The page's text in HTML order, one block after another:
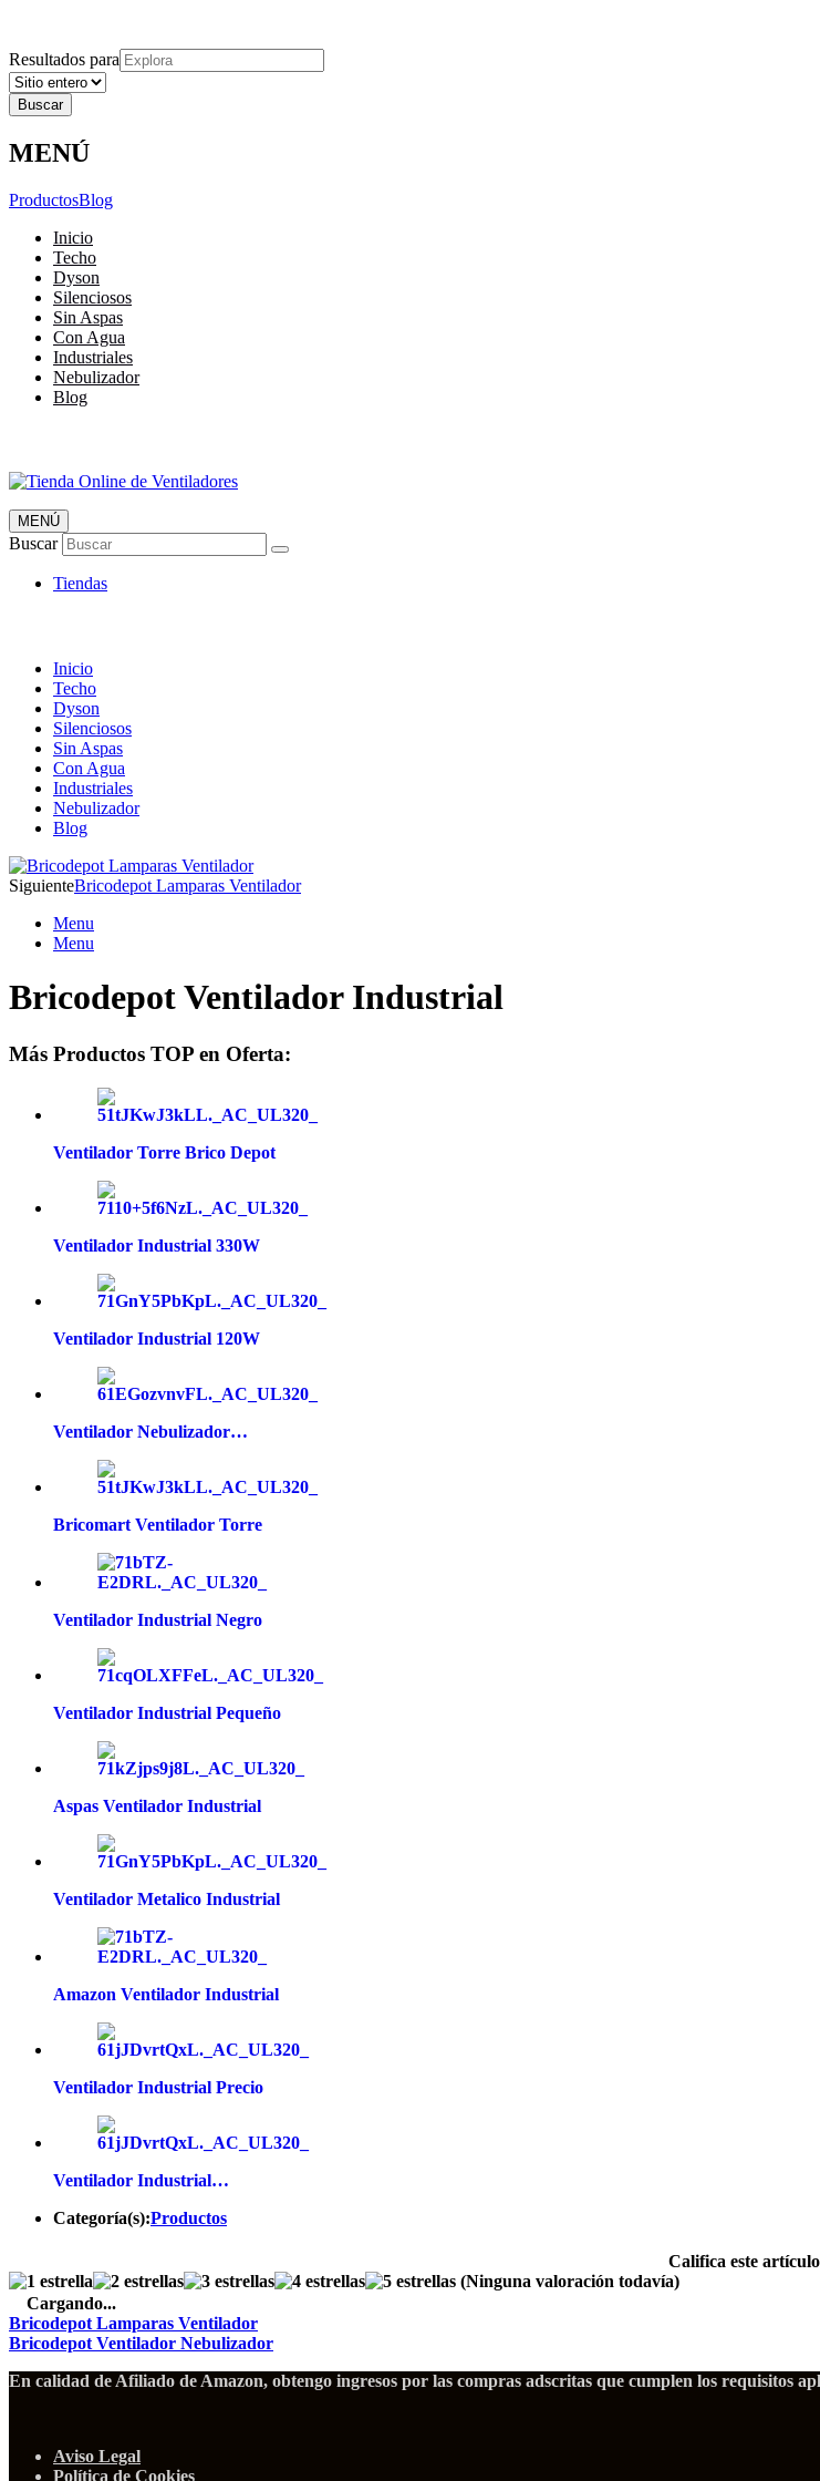
Resultados para
MENÚ
ProductosBlog
Inicio
Techo
Dyson
Silenciosos
Sin Aspas
Con Agua
Industriales
Nebulizador
Blog
Tienda Online de Ventiladores
Super Catálogo de Ofertas
MENÚ
Buscar
Tiendas
Inicio
Techo
Dyson
Silenciosos
Sin Aspas
Con Agua
Industriales
Nebulizador
Blog
SiguienteBricodepot Lamparas Ventilador
Menu
Menu
Bricodepot Ventilador Industrial
Más Productos TOP en Oferta:
Ventilador Torre Brico Depot
Ventilador Industrial 330W
Ventilador Industrial 120W
Ventilador Nebulizador…
Bricomart Ventilador Torre
Ventilador Industrial Negro
Ventilador Industrial Pequeño
Aspas Ventilador Industrial
Ventilador Metalico Industrial
Amazon Ventilador Industrial
Ventilador Industrial Precio
Ventilador Industrial…
Categoría(s):Productos
Califica este artículo
(Ninguna valoración todavía)
Cargando...
Bricodepot Lamparas Ventilador
Bricodepot Ventilador Nebulizador
En calidad de Afiliado de Amazon, obtengo ingresos por las compras adscritas que cumplen los requisitos
Aviso Legal
Política de Cookies